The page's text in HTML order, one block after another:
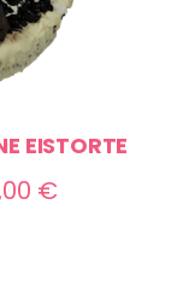
EISTORTE
€Preisspanne: